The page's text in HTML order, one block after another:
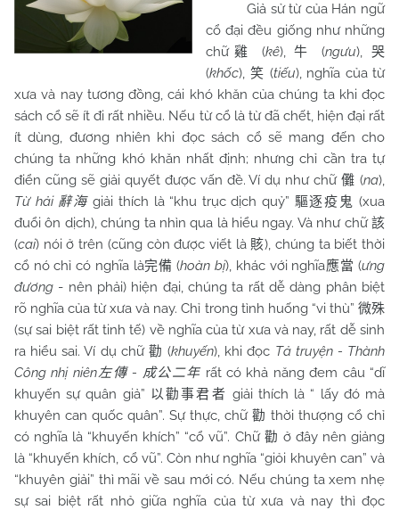
Giả sử từ của Hán ngữ
cổ đại đều giống như những
chữ雞 (kê),牛 (ngưu),哭
(khốc), 笑 (tiếu), nghĩa của từ
xưa và nay tương đồng, cái khó khăn của chúng ta khi đọc
sách cổ sẽ ít đi rất nhiều. Nếu từ cổ là từ đã chết, hiện đại rất
ít dùng, đương nhiên khi đọc sách cổ sẽ mang đến cho
chúng ta những khó khăn nhất định; nhưng chỉ cần tra tự
điển cũng sẽ giải quyết được vấn đề. Ví dụ như chữ儺 (na),
Từ hải 辭海giải thích là “khu trục dịch quỷ” 驅逐疫鬼 (xua
đuổi ôn dịch), chúng ta nhìn qua là hiểu ngay. Và như chữ該
(cai) nói ở trên (cũng còn được viết là 賅), chúng ta biết thời
cổ nó chỉ có nghĩa là完備 (hoàn bị), khác với nghĩa應當 (ưng
đương - nên phải) hiện đại, chúng ta rất dễ dàng phân biệt
rõ nghĩa của từ xưa và nay. Chỉ trong tình huống “vi thù” 微殊
(sự sai biệt rất tinh tế) về nghĩa của từ xưa và nay, rất dễ sinh
ra hiểu sai. Ví dụ chữ 勸 (khuyến), khi đọc Tả truyện - Thành
Công nhị niên左傳- 成公二年rất có khả năng đem câu “dĩ
khuyến sự quân giả” 以勸事君者 giải thích là “ lấy đó mà
khuyên can quốc quân”. Sự thực, chữ 勸 thời thượng cổ chỉ
có nghĩa là “khuyến khích” “cổ vũ”. Chữ 勸 ở đây nên giảng
là “khuyến khích, cổ vũ”. Còn như nghĩa “giỏi khuyên can” và
“khuyên giải” thì mãi về sau mới có. Nếu chúng ta xem nhẹ
sự sai biệt rất nhỏ giữa nghĩa của từ xưa và nay thì đọc